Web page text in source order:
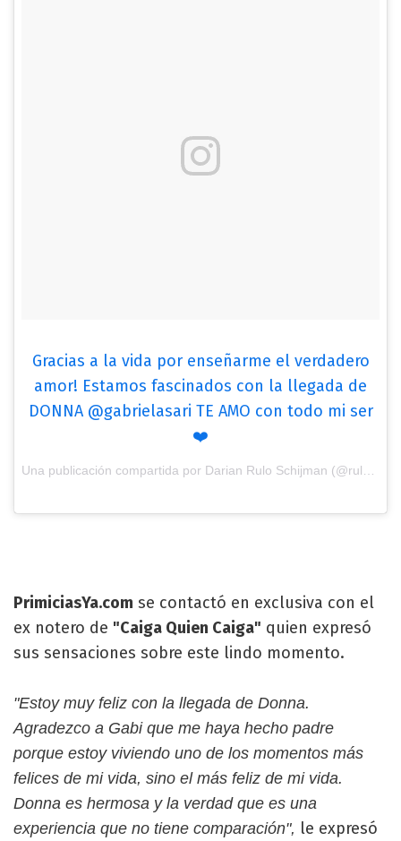
Gracias a la vida por enseñarme el verdadero
amor! Estamos fascinados con la llegada de
DONNA @gabrielasari TE AMO con todo mi ser
❤️
PrimiciasYa.com se contactó en exclusiva con el
ex notero de "Caiga Quien Caiga" quien expresó
sus sensaciones sobre este lindo momento.
"Estoy muy feliz con la llegada de Donna.
Agradezco a Gabi que me haya hecho padre
porque estoy viviendo uno de los momentos más
felices de mi vida, sino el más feliz de mi vida.
Donna es hermosa y la verdad que es una
experiencia que no tiene comparación", le expresó